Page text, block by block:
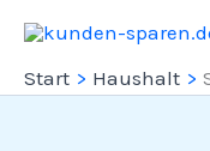
Inhalt
springen
Start Haushalt